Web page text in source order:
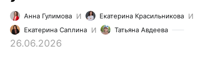
Анна Гулимова и Екатерина Красильникова и
Екатерина Саплина и Татьяна Авдеева
26.06.2026